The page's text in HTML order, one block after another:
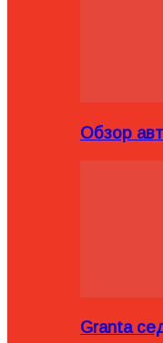
Обзор
Granta